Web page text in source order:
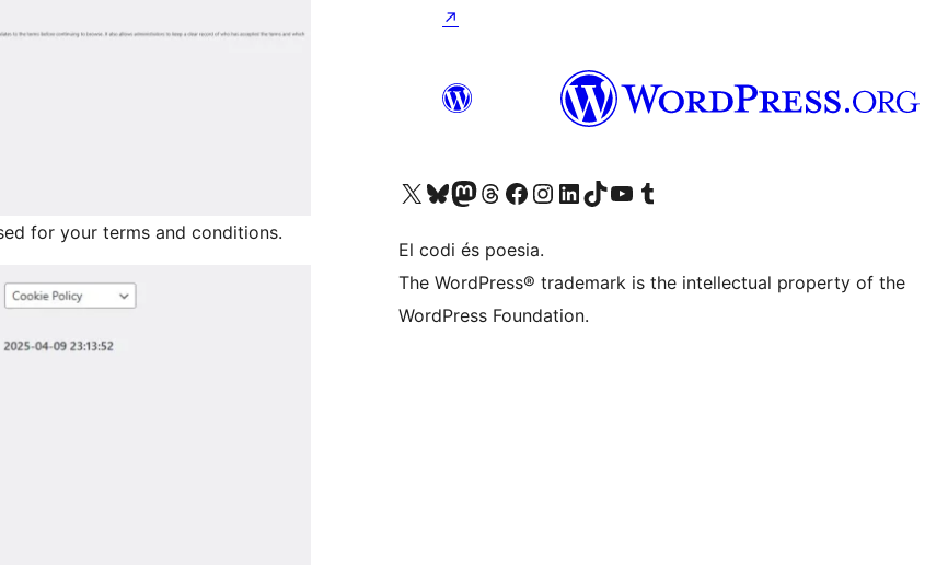
for your terms and conditions.
↗
Visiteu el nostre compte X (abans Twitter)
Visiteu el nostre compte de Bluesky
Visiteu el nostre compte al Mastodon
Visiteu el nostre compte de Threads
Visiteu la nostra pàgina al Facebook
Visiteu el nostre compte d'Instagram
Visiteu el nostre compte de LinkedIn
Visiteu el nostre compte de TikTok
Visiteu el nostre canal al YouTube
Visiteu el nostre compte de Tumblr
El codi és poesia.
The WordPress® trademark is the intellectual property of the
WordPress Foundation.